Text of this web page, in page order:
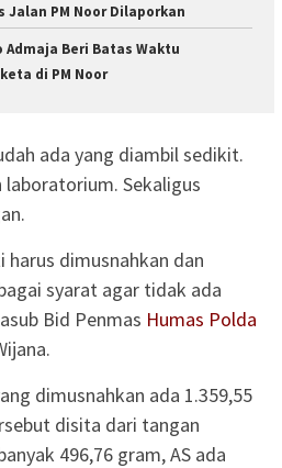
Jalan PM Noor Dilaporkan
Admaja Beri Batas Waktu
di PM Noor
ada yang diambil sedikit.
laboratorium. Sekaligus
harus dimusnahkan dan
syarat agar tidak ada
Bid Penmas Humas Polda
dimusnahkan ada 1.359,55
disita dari tangan
496,76 gram, AS ada